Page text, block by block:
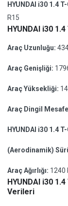
HYUNDAI i30 1.4
R15
HYUNDAI i30
Araç Uzunluğu:
Araç Genişliği:
Araç Yüksekliği:
Araç Dingil
HYUNDAI i30 1.4
(Aerodinamik)
Araç Ağırlığı: 1240
HYUNDAI i30
Verileri